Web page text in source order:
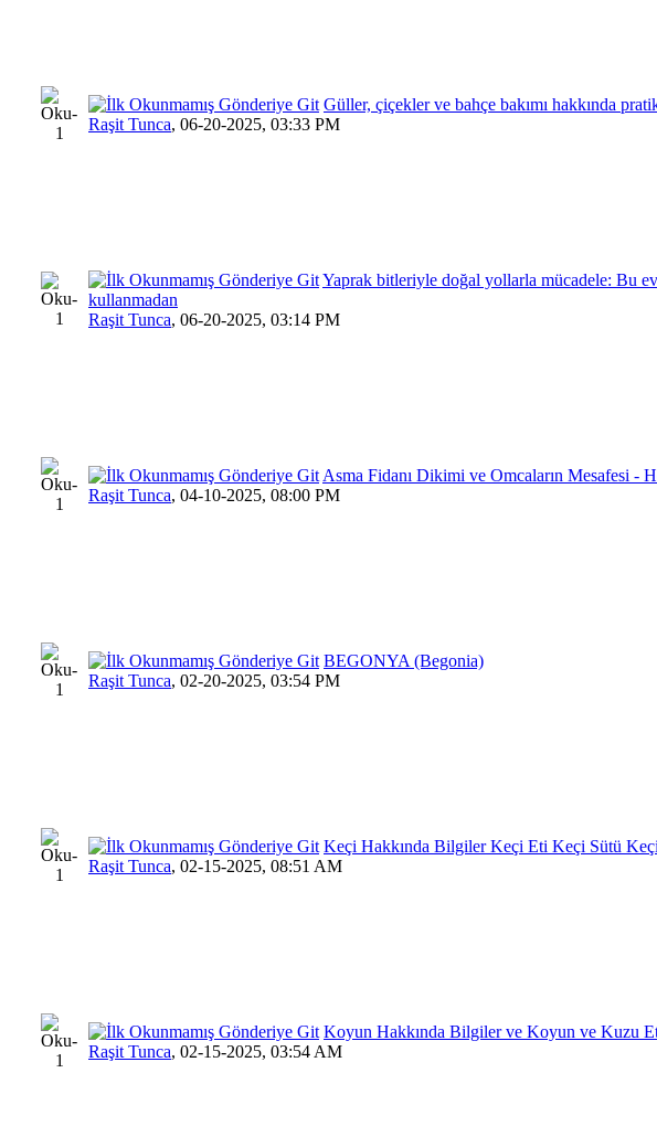
Güller, çiçekler ve bahçe bakımı hakkında
Raşit Tunca, 06-20-2025, 03:33 PM
Yaprak bitleriyle doğal yollarla mücadele: Bu
kullanmadan
Raşit Tunca, 06-20-2025, 03:14 PM
Asma Fidanı Dikimi ve Omcaların Mesafesi -
Raşit Tunca, 04-10-2025, 08:00 PM
BEGONYA (Begonia)
Raşit Tunca, 02-20-2025, 03:54 PM
Keçi Hakkında Bilgiler Keçi Eti Keçi Sütü
Raşit Tunca, 02-15-2025, 08:51 AM
Koyun Hakkında Bilgiler ve Koyun ve Kuzu
Raşit Tunca, 02-15-2025, 03:54 AM